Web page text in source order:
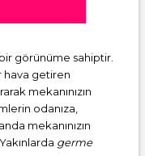
görünüme sahiptir.
hava getiren
mekanınızın
odanıza,
mekanınızın
germe